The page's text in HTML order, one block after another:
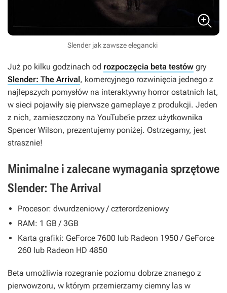
Slender jak zawsze elegancki
Już po kilku godzinach od rozpoczęcia beta testów gry
Slender: The Arrival, komercyjnego rozwinięcia jednego z
najlepszych pomysłów na interaktywny horror ostatnich lat,
w sieci pojawiły się pierwsze gameplaye z produkcji. Jeden
z nich, zamieszczony na YouTube’ie przez użytkownika
Spencer Wilson, prezentujemy poniżej. Ostrzegamy, jest
strasznie!
Minimalne i zalecane wymagania sprzętowe
Slender: The Arrival
Procesor: dwurdzeniowy / czterordzeniowy
RAM: 1 GB / 3GB
Karta grafiki: GeForce 7600 lub Radeon 1950 / GeForce
260 lub Radeon HD 4850
Beta umożliwia rozegranie poziomu dobrze znanego z
pierwowzoru, w którym przemierzamy ciemny las w